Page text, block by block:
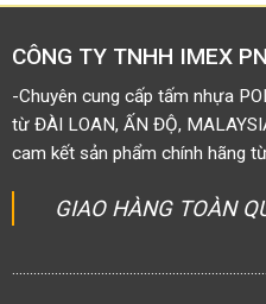
CÔNG TY TNHH IMEX
-Chuyên cung cấp tấm nhựa
từ ĐÀI LOAN, ẤN ĐỘ,
cam kết sản phẩm chính hãng
GIAO HÀNG TOÀN